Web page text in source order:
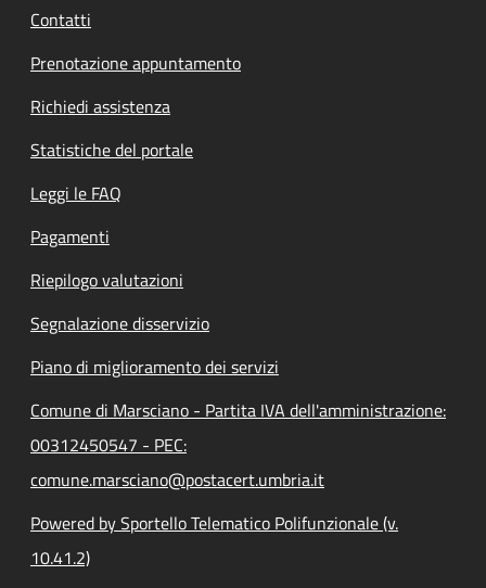
Contatti
Prenotazione appuntamento
Richiedi assistenza
Statistiche del portale
Leggi le FAQ
Pagamenti
Riepilogo valutazioni
Segnalazione disservizio
Piano di miglioramento dei servizi
Comune di Marsciano - Partita IVA dell'amministrazione:
00312450547 - PEC:
comune.marsciano@postacert.umbria.it
Powered by Sportello Telematico Polifunzionale (v.
10.41.2)